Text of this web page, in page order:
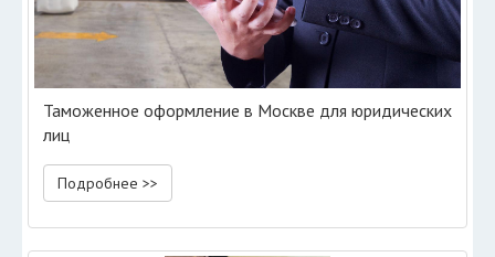
Таможенное оформление в Москве для юридических
лиц
Подробнее >>